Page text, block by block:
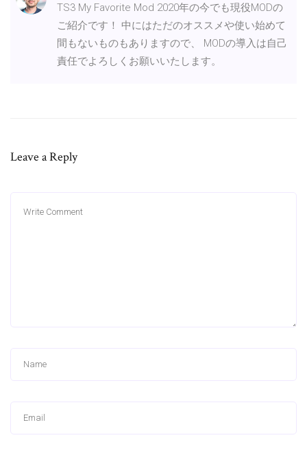
TS3 My Favorite Mod 2020年の今でも現役MODの
ご紹介です！ 中にはただのオススメや使い始めて
間もないものもありますので、 MODの導入は自己
責任でよろしくお願いいたします。
Leave a Reply